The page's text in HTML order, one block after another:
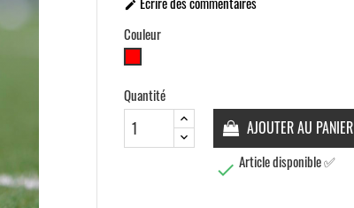

Couleur
Quantité
AJOUTER AU PANIER
 Article disponible ✅